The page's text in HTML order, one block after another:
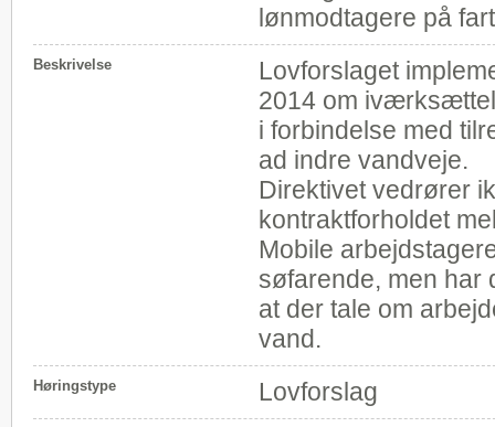
lønmodtagere på
Beskrivelse
Lovforslaget
2014 om
i forbindelse med
ad indre vandveje.
Direktivet vedrører
kontraktforholdet
Mobile
søfarende, men har
at der tale om
vand.
Høringstype Lovforslag